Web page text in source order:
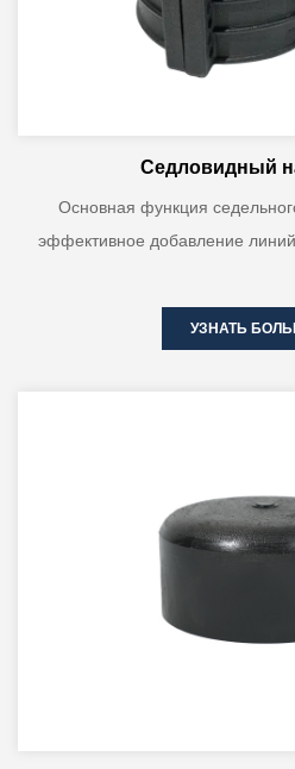
Седловидный
Основная функция
эффективное добавление
УЗНАТЬ